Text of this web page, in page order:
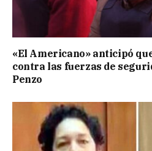
«El Americano» anticipó
contra las fuerzas de
Penzo